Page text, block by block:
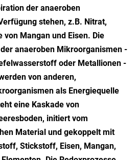
der anaeroben
stehen, z.B. Nitrat,
Mangan und Eisen. Die
anaeroben Mikroorganismen -
oder Metallionen -
von anderen,
als Energiequelle
eine Kaskade von
initiert vom
Material und gekoppelt mit
Stickstoff, Eisen, Mangan,